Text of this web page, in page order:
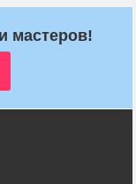
мастеров!